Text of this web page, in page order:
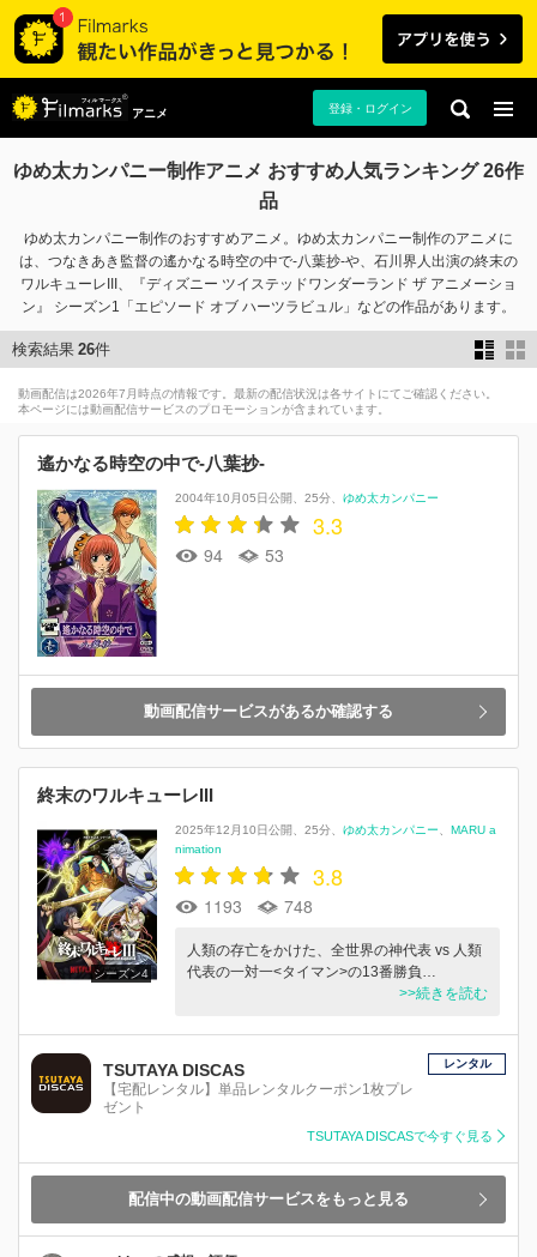
アニメ 登録・ログイン
ゆめ太カンパニー制作アニメ おすすめ人気ランキング 26作
品
ゆめ太カンパニー制作のおすすめアニメ。ゆめ太カンパニー制作のアニメに
は、つなきあき監督の遙かなる時空の中で-八葉抄-や、石川界人出演の終末の
ワルキューレIII、『ディズニー ツイステッドワンダーランド ザ アニメーショ
ン』 シーズン1「エピソード オブ ハーツラビュル」などの作品があります。
検索結果 26件
動画配信は2026年7月時点の情報です。最新の配信状況は各サイトにてご確認ください。
本ページには動画配信サービスのプロモーションが含まれています。
遙かなる時空の中で-八葉抄-
2004年10月05日公開 25分 ゆめ太カンパニー
3.3
94 53
動画配信サービスがあるか確認する
終末のワルキューレIII
シーズン4
2025年12月10日公開 25分 ゆめ太カンパニー
MARU a
nimation
3.8
1193 748
人類の存亡をかけた、全世界の神代表 vs 人類
代表の一対一<タイマン>の13番勝負…
>>続きを読む
TSUTAYA DISCAS
【宅配レンタル】単品レンタルクーポン1枚プレ
ゼント
レンタル
TSUTAYA DISCASで今すぐ見る
配信中の動画配信サービスをもっと見る